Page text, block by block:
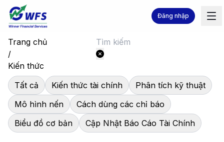
Đăng nhập
Trang chủ
/
Kiến thức
Tất cả
Kiến thức tài chính
Phân tích kỹ thuật
Mô hình nến
Cách dùng các chỉ báo
Biểu đồ cơ bản
Cập Nhật Báo Cáo Tài Chính